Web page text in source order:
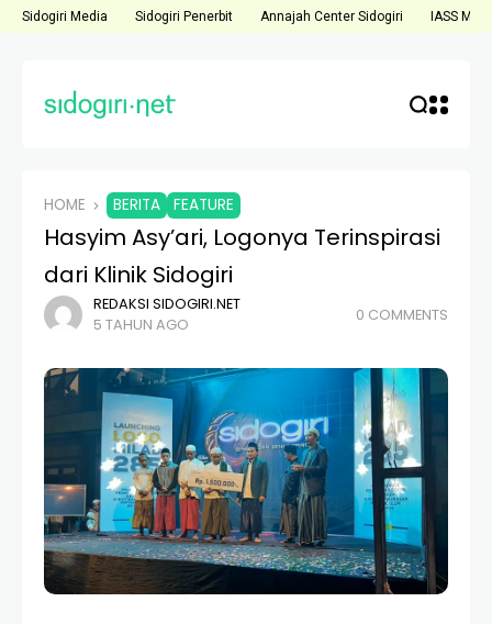
Sidogiri Media Sidogiri Penerbit Annajah Center Sidogiri IASS
HOME BERITA FEATURE
Hasyim Asy’ari, Logonya Terinspirasi
dari Klinik Sidogiri
REDAKSI SIDOGIRI.NET
5 TAHUN AGO
0 COMMENTS